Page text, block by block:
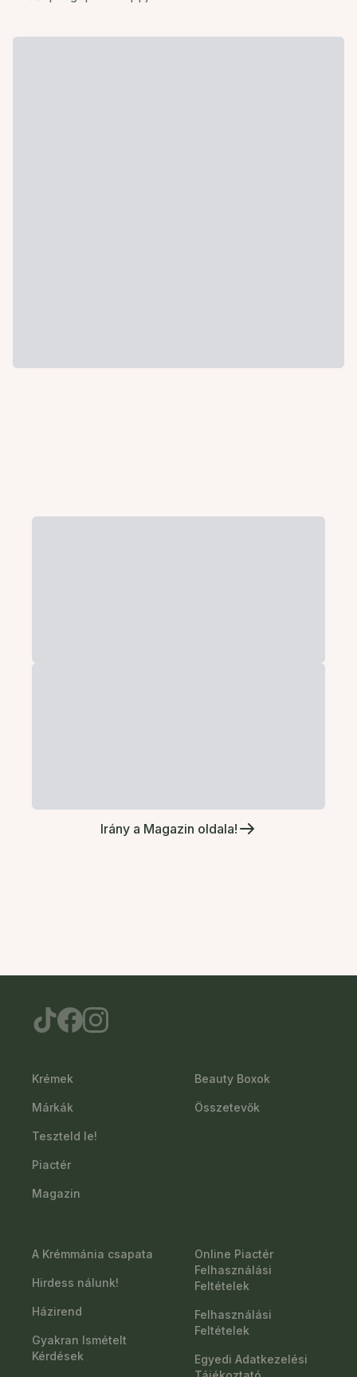
Irány a Magazin oldala!
Krémek
Márkák
Teszteld le!
Piactér
Magazin
Beauty Boxok
Összetevők
A Krémmánia csapata
Hirdess nálunk!
Házirend
Gyakran Ismételt
Kérdések
Online Piactér
Felhasználási
Feltételek
Felhasználási
Feltételek
Egyedi Adatkezelési